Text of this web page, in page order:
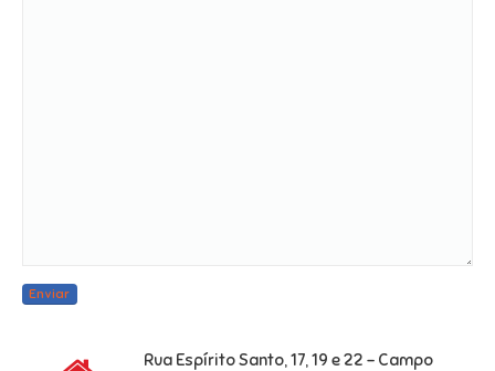
Rua Espírito Santo, 17, 19 e 22 – Campo